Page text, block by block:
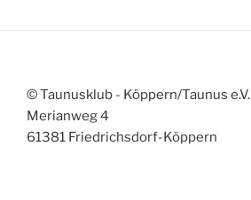
© Taunusklub - Köppern/Taunus e.V.
Merianweg 4
61381 Friedrichsdorf-Köppern